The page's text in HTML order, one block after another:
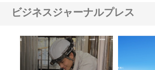
ビジネスジャーナルプレス